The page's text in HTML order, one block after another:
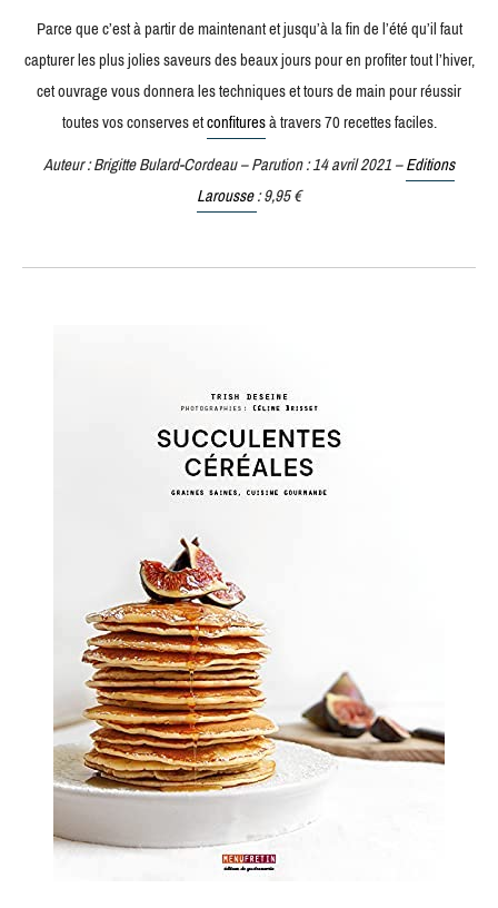
Parce que c’est à partir de maintenant et jusqu’à la fin de l’été qu’il faut
capturer les plus jolies saveurs des beaux jours pour en profiter tout l’hiver,
cet ouvrage vous donnera les techniques et tours de main pour réussir
toutes vos conserves etconfituresà travers 70 recettes faciles.
Auteur : Brigitte Bulard-Cordeau – Parution : 14 avril 2021 –Editions
Larousse: 9,95 €